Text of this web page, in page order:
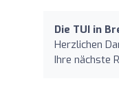
Die TUI in
Herzlichen
Ihre nächste